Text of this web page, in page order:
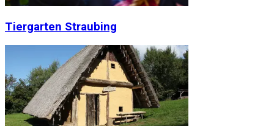
Tiergarten Straubing